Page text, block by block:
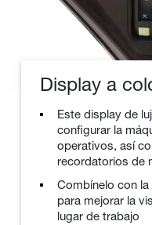
Display a
Este display de
configurar la
operativos, así
recordatorios de
Combínelo con
para mejorar la
lugar de trabajo